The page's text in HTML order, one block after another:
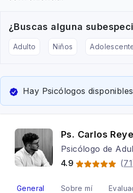
¿Buscas alguna
Adulto Niños
Hay Psicólogos disponibles
Ps. Carlos
Psicólogo de
4.9
(71
General Sobre mí